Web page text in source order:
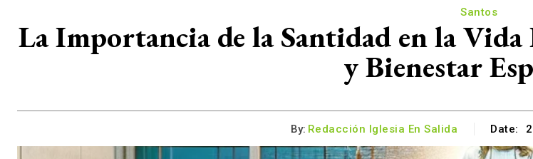
Santos
La Importancia de la Santidad en la
y Bienestar
By: Redacción Iglesia En Salida Date: